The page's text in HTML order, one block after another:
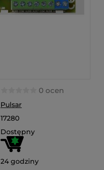
0 ocen
Pulsar
17280
Dostępny
24 godziny